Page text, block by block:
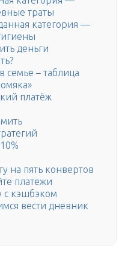
траты
категория —
деньги
семье – таблица
платёж
на пять конвертов
платежи
с кэшбэком
вести дневник